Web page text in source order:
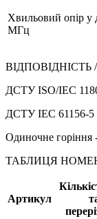
Хвильовий опір у
МГц
ДСТУ ISO/IEC
ДСТУ IEC 61156-5
Одиночне
ТАБЛИЦЯ
Артикул